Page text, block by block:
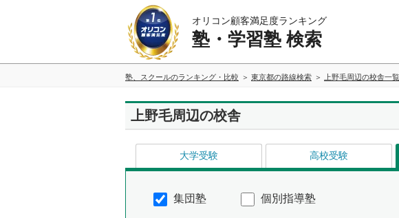
オリコン顧客満足度ランキング
塾・学習塾 検索
塾、スクールのランキング・比較 東京都の路線検索 上野毛周辺の校舎一覧
上野毛周辺の校舎
大学受験 高校受験
集団塾 個別指導塾